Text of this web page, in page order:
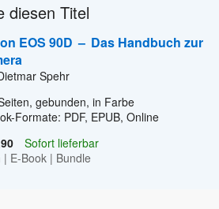
diesen Titel
EOS 90D – Das Handbuch zur
Spehr
gebunden, in Farbe
Formate: PDF, EPUB, Online
Sofort lieferbar
| E-Book | Bundle